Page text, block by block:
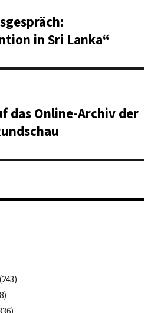
in Sri Lanka“
das Online-Archiv der
(243)